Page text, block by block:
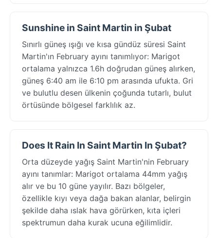
Sunshine in Saint Martin in Şubat
Sınırlı güneş ışığı ve kısa gündüz süresi Saint
Martin'ın February ayını tanımlıyor: Marigot
ortalama yalnızca 1.6h doğrudan güneş alırken,
güneş 6:40 am ile 6:10 pm arasında ufukta. Gri
ve bulutlu desen ülkenin çoğunda tutarlı, bulut
örtüsünde bölgesel farklılık az.
Does It Rain In Saint Martin In Şubat?
Orta düzeyde yağış Saint Martin'nin February
ayını tanımlar: Marigot ortalama 44mm yağış
alır ve bu 10 güne yayılır. Bazı bölgeler,
özellikle kıyı veya dağa bakan alanlar, belirgin
şekilde daha ıslak hava görürken, kıta içleri
spektrumun daha kurak ucuna eğilimlidir.